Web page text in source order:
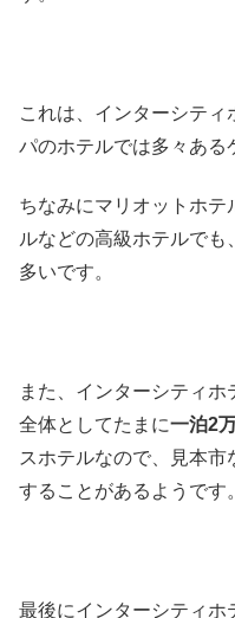
これは、インターシテ
パのホテルでは多々ある
ちなみにマリオットホテ
ルなどの高級ホテルで
多いです。
また、インターシティ
全体としてたまに一泊2
スホテルなので、見本市
することがあるようです。
最後にインターシティホ